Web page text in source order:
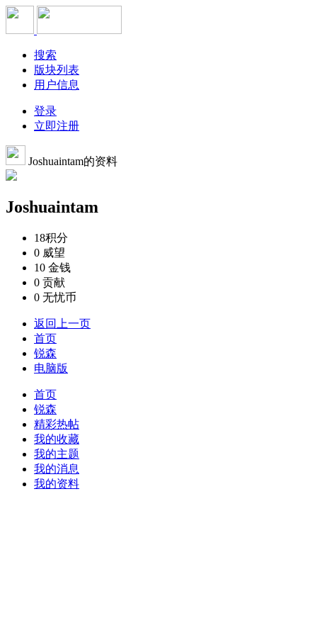
搜索
版块列表
用户信息
登录
立即注册
Joshuaintam的资料
Joshuaintam
18积分
0 威望
10 金钱
0 贡献
0 无忧币
返回上一页
首页
锐森
电脑版
首页
锐森
精彩热帖
我的收藏
我的主题
我的消息
我的资料